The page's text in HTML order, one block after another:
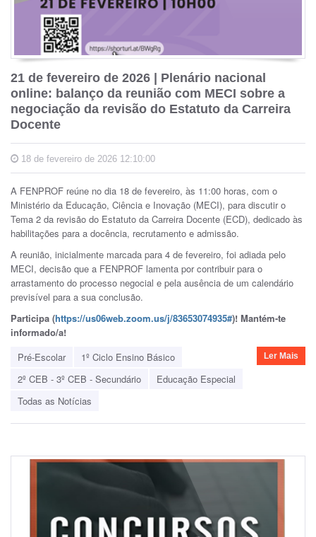
21 de fevereiro de 2026 | Plenário nacional
online: balanço da reunião com MECI sobre a
negociação da revisão do Estatuto da Carreira
Docente
18 de fevereiro de 2026 12:10:00
A FENPROF reúne no dia 18 de fevereiro, às 11:00 horas, com o
Ministério da Educação, Ciência e Inovação (MECI), para discutir o
Tema 2 da revisão do Estatuto da Carreira Docente (ECD), dedicado às
habilitações para a docência, recrutamento e admissão.
A reunião, inicialmente marcada para 4 de fevereiro, foi adiada pelo
MECI, decisão que a FENPROF lamenta por contribuir para o
arrastamento do processo negocial e pela ausência de um calendário
previsível para a sua conclusão.
Participa (https://us06web.zoom.us/j/83653074935#)! Mantém-te
informado/a!
Pré-Escolar
1º Ciclo Ensino Básico
2º CEB - 3º CEB - Secundário
Educação Especial
Todas as Notícias
Ler Mais